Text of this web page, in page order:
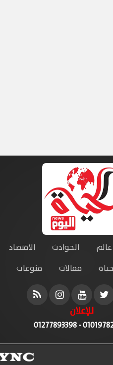
عالم الحوادث الاقتصاد
مقالات منوعات
للإعلان
010197828878 -